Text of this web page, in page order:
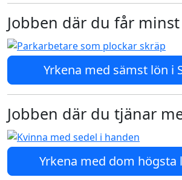
Jobben där du får
Yrkena med sämst lön i
Jobben där du tjänar
Yrkena med dom högsta